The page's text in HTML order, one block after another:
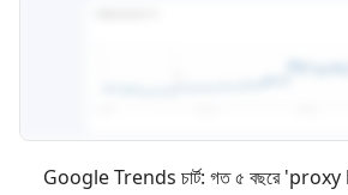
Google Trends চার্ট: গত ৫ বছরে